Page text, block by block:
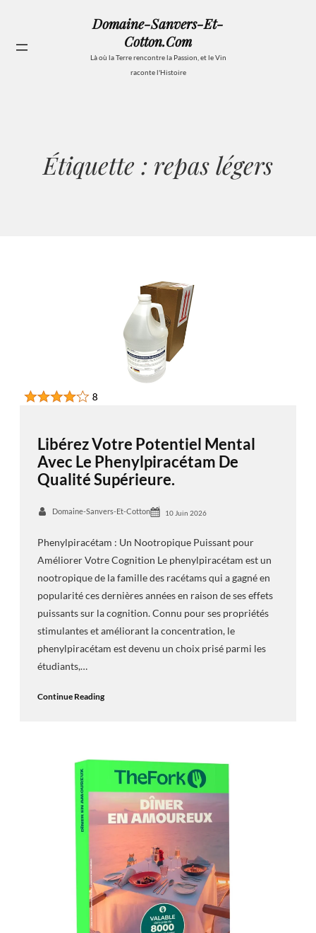
contenu
Domaine-Sanvers-Et-
Cotton.com
Là où la Terre rencontre la Passion, et le Vin
raconte l'Histoire
Étiquette : repas légers
Libérez Votre Potentiel Mental
Avec Le Phenylpiracétam De
Qualité Supérieure.
Domaine-Sanvers-Et-Cotton 10 Juin 2026
Phenylpiracétam : Un Nootropique Puissant pour
Améliorer Votre Cognition Le phenylpiracétam est un
nootropique de la famille des racétams qui a gagné en
popularité ces dernières années en raison de ses effets
puissants sur la cognition. Connu pour ses propriétés
stimulantes et améliorant la concentration, le
phenylpiracétam est devenu un choix prisé parmi les
étudiants,…
Continue Reading